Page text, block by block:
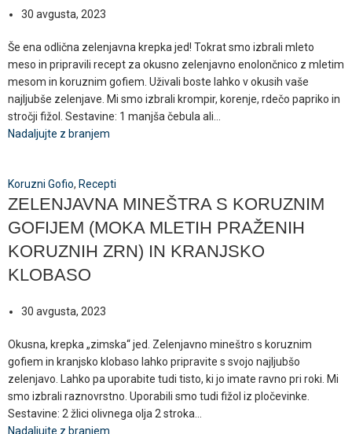
30 avgusta, 2023
Še ena odlična zelenjavna krepka jed! Tokrat smo izbrali mleto
meso in pripravili recept za okusno zelenjavno enolončnico z mletim
mesom in koruznim gofiem. Uživali boste lahko v okusih vaše
najljubše zelenjave. Mi smo izbrali krompir, korenje, rdečo papriko in
stročji fižol. Sestavine: 1 manjša čebula ali...
Nadaljujte z branjem
Koruzni Gofio, Recepti
ZELENJAVNA MINEŠTRA S KORUZNIM
GOFIJEM (MOKA MLETIH PRAŽENIH
KORUZNIH ZRN) IN KRANJSKO
KLOBASO
30 avgusta, 2023
Okusna, krepka „zimska“ jed. Zelenjavno mineštro s koruznim
gofiem in kranjsko klobaso lahko pripravite s svojo najljubšo
zelenjavo. Lahko pa uporabite tudi tisto, ki jo imate ravno pri roki. Mi
smo izbrali raznovrstno. Uporabili smo tudi fižol iz pločevinke.
Sestavine: 2 žlici olivnega olja 2 stroka...
Nadaljujte z branjem